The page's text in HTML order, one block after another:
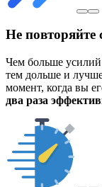
Не повторяйте
Чем больше
тем дольше и
момент, когда вы
два раза